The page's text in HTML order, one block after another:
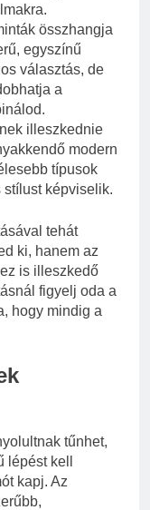
összhangja
egyszínű
választás, de
a
illeszkednie
modern
típusok
képviselik.
tehát
ki, hanem az
is illeszkedő
figyelj oda a
hogy mindig a
tűnhet,
kell
kapj. Az